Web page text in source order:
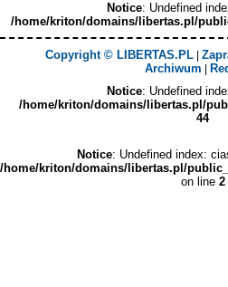
Notice: Undefined
/home/kriton/domains/libertas.pl/
Copyright © LIBERTAS.PL|
Archiwum
Notice: Undefined
/home/kriton/domains/libertas.pl/
44
Notice: Undefined index:
/home/kriton/domains/libertas.pl/
on line 2